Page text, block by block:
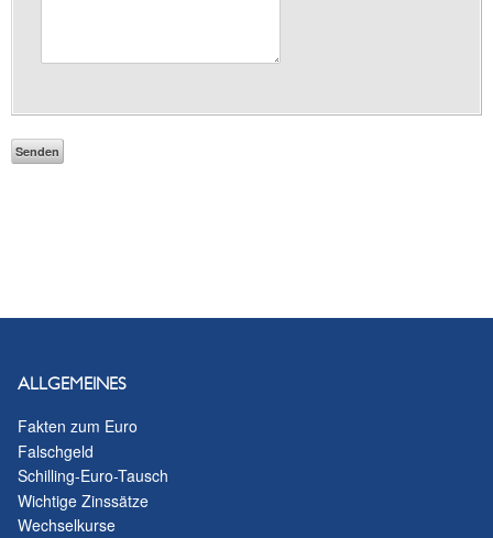
ALLGEMEINES
Fakten zum Euro
Falschgeld
Schilling-Euro-Tausch
Wichtige Zinssätze
Wechselkurse